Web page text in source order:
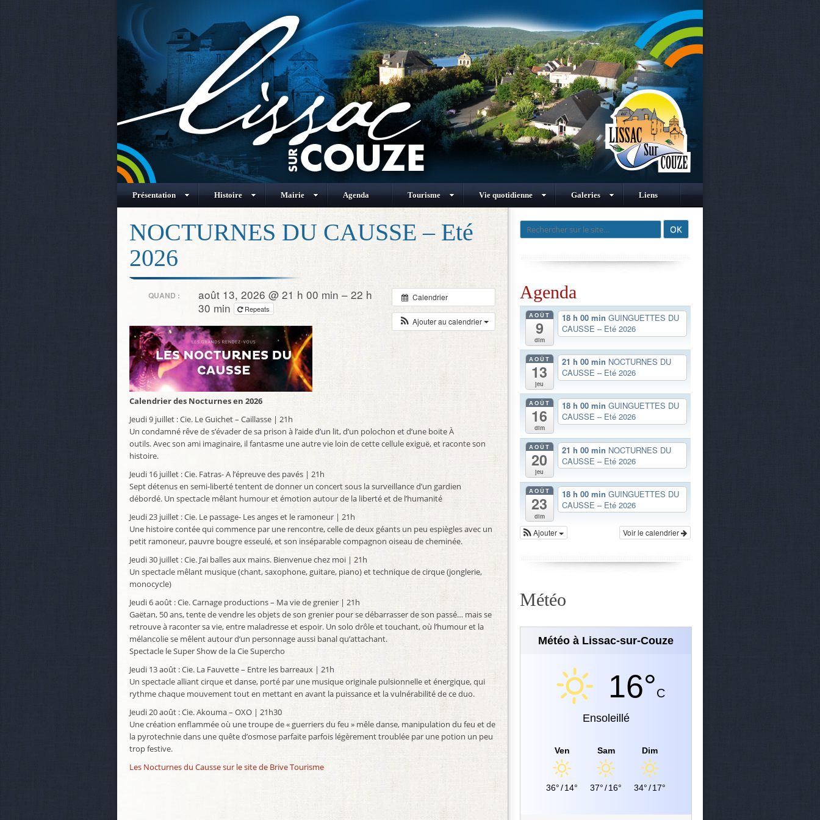
Présentation Histoire Mairie Agenda Tourisme Vie quotidienne Galeries Liens
NOCTURNES DU CAUSSE – Eté
2026
Calendrier
Ajouter au calendrier
QUAND :
août 13, 2026 @ 21 h 00 min – 22 h
30 min
Repeats
Calendrier des Nocturnes en 2026
Jeudi 9 juillet : Cie. Le Guichet – Caillasse | 21h
Un condamné rêve de s’évader de sa prison à l’aide d’un lit, d’un polochon et d’une boite À
outils. Avec son ami imaginaire, il fantasme une autre vie loin de cette cellule exiguë, et raconte son
histoire.
Jeudi 16 juillet : Cie. Fatras- A l’épreuve des pavés | 21h
Sept détenus en semi-liberté tentent de donner un concert sous la surveillance d’un gardien
débordé. Un spectacle mêlant humour et émotion autour de la liberté et de l’humanité
Jeudi 23 juillet : Cie. Le passage- Les anges et le ramoneur | 21h
Une histoire contée qui commence par une rencontre, celle de deux géants un peu espiègles avec un
petit ramoneur, pauvre bougre esseulé, et son inséparable compagnon oiseau de cheminée.
Jeudi 30 juillet : Cie. J’ai balles aux mains. Bienvenue chez moi | 21h
Un spectacle mêlant musique (chant, saxophone, guitare, piano) et technique de cirque (jonglerie,
monocycle)
Jeudi 6 août : Cie. Carnage productions – Ma vie de grenier | 21h
Gaëtan, 50 ans, tente de vendre les objets de son grenier pour se débarrasser de son passé… mais se
retrouve à raconter sa vie, entre maladresse et espoir. Un solo drôle et touchant, où l’humour et la
mélancolie se mêlent autour d’un personnage aussi banal qu’attachant.
Spectacle le Super Show de la Cie Supercho
Jeudi 13 août : Cie. La Fauvette – Entre les barreaux | 21h
Un spectacle alliant cirque et danse, porté par une musique originale pulsionnelle et énergique, qui
rythme chaque mouvement tout en mettant en avant la puissance et la vulnérabilité de ce duo.
Jeudi 20 août : Cie. Akouma – OXO | 21h30
Une création enflammée où une troupe de « guerriers du feu » mêle danse, manipulation du feu et de
la pyrotechnie dans une quête d’osmose parfaite parfois légèrement troublée par une potion un peu
trop festive.
Les Nocturnes du Causse sur le site de Brive Tourisme
Rechercher
Agenda
AOÛT
9
dim
18 h 00 min GUINGUETTES DU
CAUSSE – Eté 2026
AOÛT
13
jeu
21 h 00 min NOCTURNES DU
CAUSSE – Eté 2026
AOÛT
16
dim
18 h 00 min GUINGUETTES DU
CAUSSE – Eté 2026
AOÛT
20
jeu
21 h 00 min NOCTURNES DU
CAUSSE – Eté 2026
AOÛT
23
dim
18 h 00 min GUINGUETTES DU
CAUSSE – Eté 2026
Voir le calendrier
Ajouter
Météo
Météo à Lissac-sur-Couze
16°C
Ensoleillé
Ven
36°/14°
Sam
37°/16°
Dim
34°/17°